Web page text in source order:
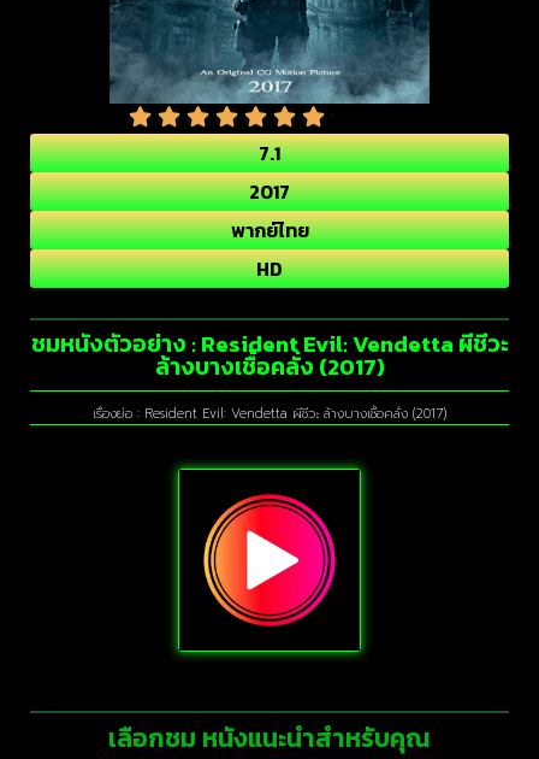
7.1
2017
พากย์ไทย
HD
ชมหนังตัวอย่าง : Resident Evil: Vendetta ผีชีวะ
ล้างบางเชื้อคลั่ง (2017)
เรื่องย่อ : Resident Evil: Vendetta ผีชีวะ ล้างบางเชื้อคลั่ง (2017)
เลือกชม หนังแนะนำสำหรับคุณ